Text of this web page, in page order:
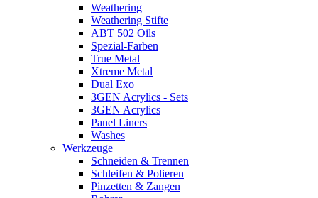
Weathering
Weathering Stifte
ABT 502 Oils
Spezial-Farben
True Metal
Xtreme Metal
Dual Exo
3GEN Acrylics - Sets
3GEN Acrylics
Panel Liners
Washes
Werkzeuge
Schneiden & Trennen
Schleifen & Polieren
Pinzetten & Zangen